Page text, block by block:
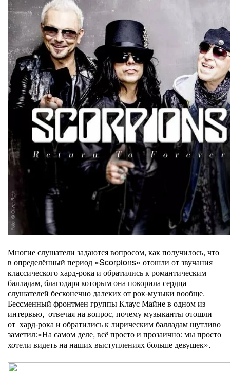
Многие слушатели задаются вопросом, как получилось, что
в определённый период «Scorpions» отошли от звучания
классического хард-рока и обратились к романтическим
балладам, благодаря которым она покорила сердца
слушателей бесконечно далеких от рок-музыки вообще.
Бессменный фронтмен группы Клаус Майне в одном из
интервью, отвечая на вопрос, почему музыканты отошли
от хард-рока и обратились к лирическим балладам шутливо
заметил:«На самом деле, всё просто и прозаично: мы просто
хотели видеть на наших выступлениях больше девушек».